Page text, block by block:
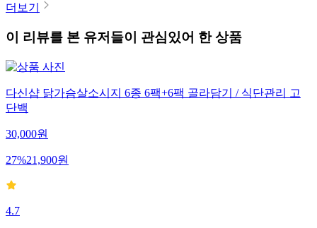
더보기
이 리뷰를 본 유저들이 관심있어 한 상품
다신샵 닭가슴살소시지 6종 6팩+6팩 골라담기 / 식단관리 고
단백
30,000원
27%21,900원
4.7